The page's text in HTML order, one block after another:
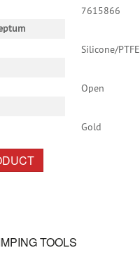
7615866
Silicone/PTFE
Open
Gold
TOOLS